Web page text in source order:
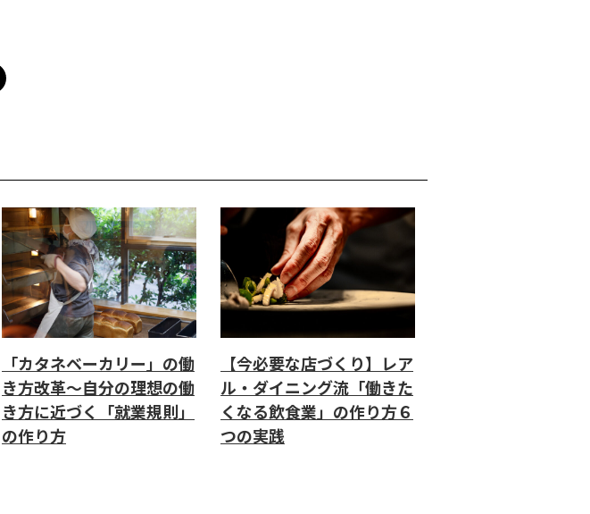
「カタネベーカリー」の働
き方改革～自分の理想の働
き方に近づく「就業規則」
の作り方
【今必要な店づくり】レア
ル・ダイニング流「働きた
くなる飲食業」の作り方６
つの実践